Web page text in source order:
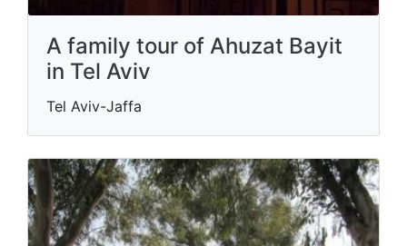
A family tour of Ahuzat Bayit
in Tel Aviv
Tel Aviv-Jaffa